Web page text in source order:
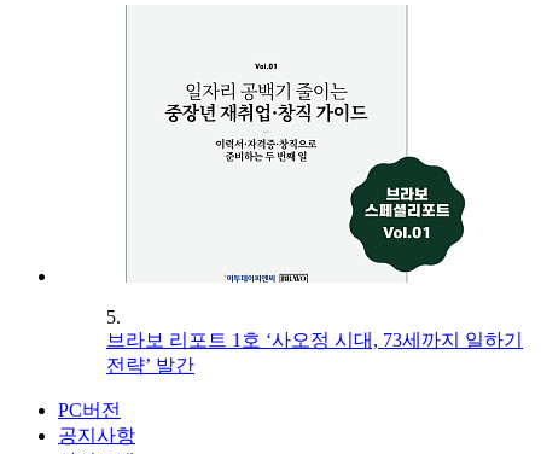
5.
브라보 리포트 1호 ‘사오정 시대, 73세까지 일하기
전략’ 발간
PC버전
공지사항